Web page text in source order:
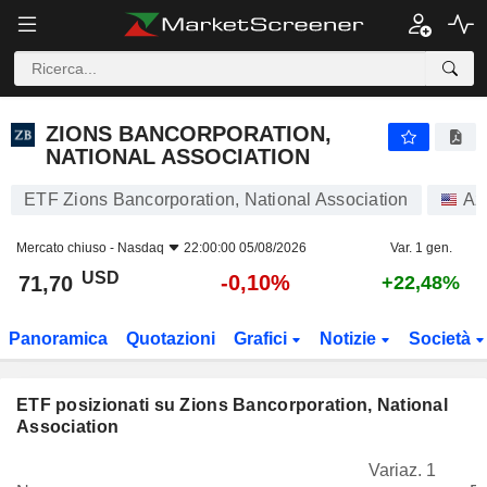
ZIONS BANCORPORATION,
NATIONAL ASSOCIATION
ETF Zions Bancorporation, National Association
Mercato chiuso - Nasdaq 22:00:00 05/08/2026 Var. 1 gen.
71,70 USD -0,10% +22,48%
Panoramica Quotazioni Grafici Notizie Società
ETF posizionati su Zions Bancorporation, National
Association
Variaz. 1